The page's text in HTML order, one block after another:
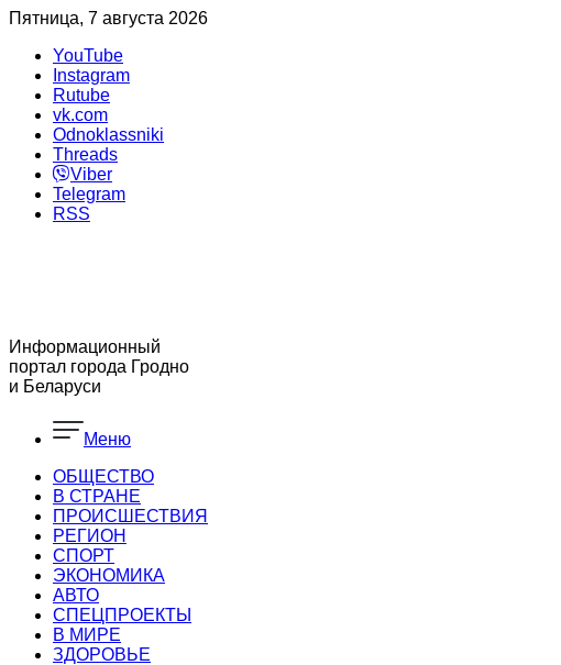
Пятница, 7 августа 2026
YouTube
Instagram
Rutube
vk.com
Odnoklassniki
Threads
Viber
Telegram
RSS
Информационный
портал города Гродно
и Беларуси
Меню
ОБЩЕСТВО
В СТРАНЕ
ПРОИСШЕСТВИЯ
РЕГИОН
CПОРТ
ЭКОНОМИКА
АВТО
СПЕЦПРОЕКТЫ
В МИРЕ
ЗДОРОВЬЕ